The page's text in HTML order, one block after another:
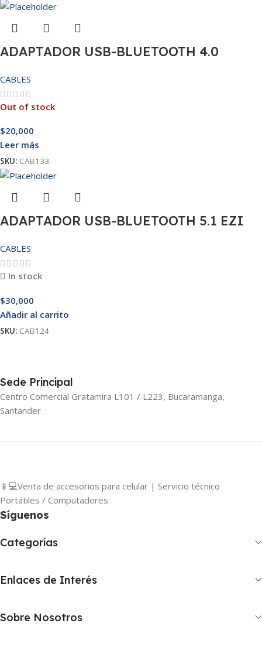
ADAPTADOR USB-BLUETOOTH 4.0
CABLES
Out of stock
$20,000
Leer más
SKU: CAB133
ADAPTADOR USB-BLUETOOTH 5.1 EZI
CABLES
In stock
$30,000
Añadir al carrito
SKU: CAB124
Sede Principal
Centro Comercial Gratamira L101 / L223, Bucaramanga,
Santander
📱💻Venta de accesorios para celular | Servicio técnico
Portátiles / Computadores
Síguenos
Categorías
Enlaces de Interés
Sobre Nosotros